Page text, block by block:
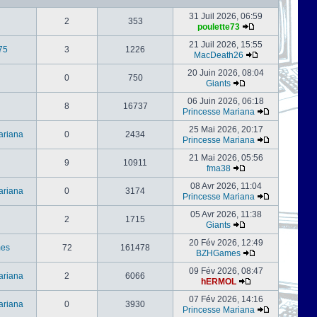
2 353
31 Juil 2026, 06:59
poulette73
3 1226
21 Juil 2026, 15:55
MacDeath26
0 750
20 Juin 2026, 08:04
Giants
8 16737
06 Juin 2026, 06:18
Princesse Mariana
0 2434
25 Mai 2026, 20:17
Princesse Mariana
9 10911
21 Mai 2026, 05:56
fma38
0 3174
08 Avr 2026, 11:04
Princesse Mariana
2 1715
05 Avr 2026, 11:38
Giants
72 161478
20 Fév 2026, 12:49
BZHGames
2 6066
09 Fév 2026, 08:47
hERMOL
0 3930
07 Fév 2026, 14:16
Princesse Mariana